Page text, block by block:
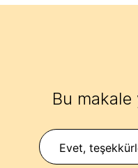
Bu makale
Evet,